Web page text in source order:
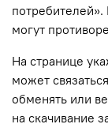
потребителей».
могут
На странице
может
обменять или
на скачивание